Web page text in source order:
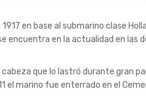
en base al submarino clase
en la actualidad en las
que lo lastró durante gran
el marino fue enterrado en el